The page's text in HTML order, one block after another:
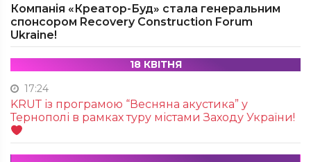
Компанія «Креатор-Буд» стала генеральним
спонсором Recovery Construction Forum
Ukraine!
18 КВІТНЯ
17:24
KRUТ із програмою “Весняна акустика” у
Тернополі в рамках туру містами Заходу України!